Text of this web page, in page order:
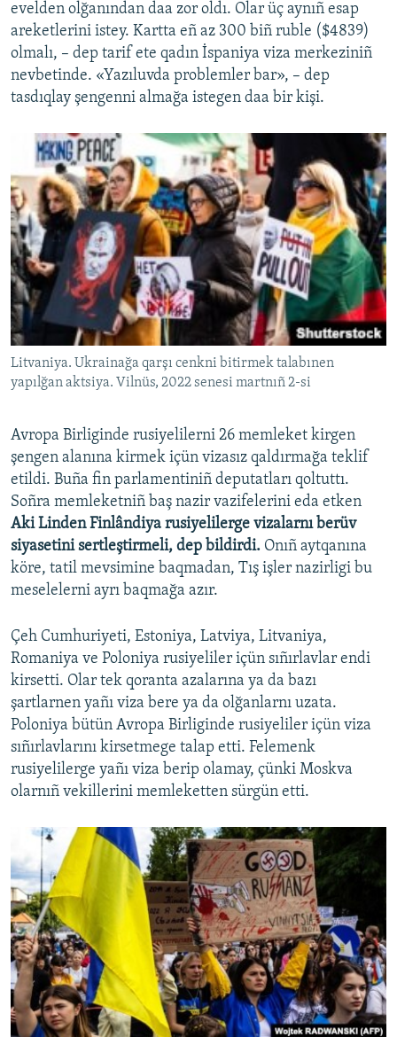
evelden olğanından daa zor oldı. Olar üç aynıñ esap
areketlerini istey. Kartta eñ az 300 biñ ruble ($4839)
olmalı, – dep tarif ete qadın İspaniya viza merkeziniñ
nevbetinde. «Yazıluvda problemler bar», – dep
tasdıqlay şengenni almağa istegen daa bir kişi.
Litvaniya. Ukrainağa qarşı cenkni bitirmek talabınen
yapılğan aktsiya. Vilnüs, 2022 senesi martnıñ 2-si
Avropa Birliginde rusiyelilerni 26 memleket kirgen
şengen alanına kirmek içün vizasız qaldırmağa teklif
etildi. Buña fin parlamentiniñ deputatları qoltuttı.
Soñra memleketniñ baş nazir vazifelerini eda etken
Aki Linden Finlândiya rusiyelilerge vizalarnı berüv
siyasetini sertleştirmeli, dep bildirdi. Onıñ aytqanına
köre, tatil mevsimine baqmadan, Tış işler nazirligi bu
meselelerni ayrı baqmağa azır.
Çeh Cumhuriyeti, Estoniya, Latviya, Litvaniya,
Romaniya ve Poloniya rusiyeliler içün sıñırlavlar endi
kirsetti. Olar tek qoranta azalarına ya da bazı
şartlarnen yañı viza bere ya da olğanlarnı uzata.
Poloniya bütün Avropa Birliginde rusiyeliler içün viza
sıñırlavlarını kirsetmege talap etti. Felemenk
rusiyelilerge yañı viza berip olamay, çünki Moskva
olarnıñ vekillerini memleketten sürgün etti.